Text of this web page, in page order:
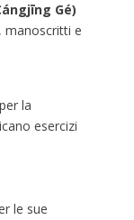
Gé)
manoscritti e
la
esercizi
le sue